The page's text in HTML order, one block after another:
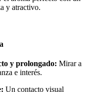
y atractivo.
y prolongado: Mirar a
e interés.
Un contacto visual